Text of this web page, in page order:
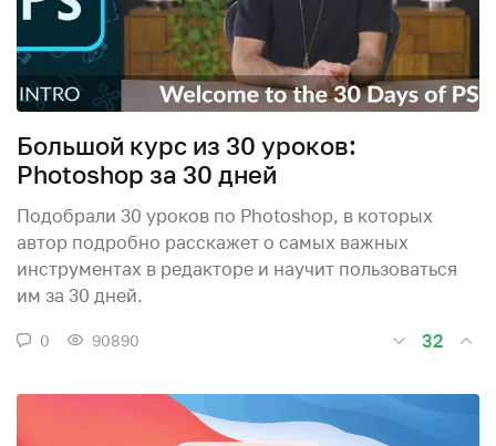
Большой курс из 30 уроков:
Photoshop за 30 дней
Подобрали 30 уроков по Photoshop, в которых
автор подробно расскажет о самых важных
инструментах в редакторе и научит пользоваться
им за 30 дней.
0 90890 32